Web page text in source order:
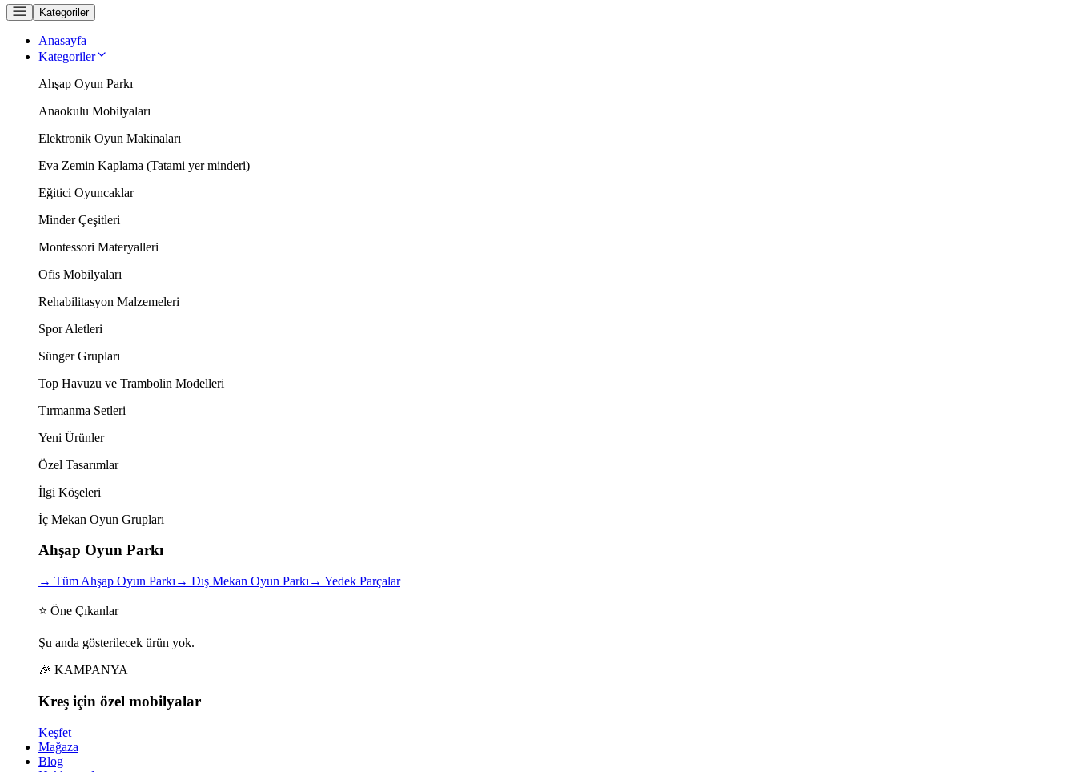
Kategoriler
Anasayfa
Kategoriler
Ahşap Oyun Parkı
Anaokulu Mobilyaları
Elektronik Oyun Makinaları
Eva Zemin Kaplama (Tatami yer minderi)
Eğitici Oyuncaklar
Minder Çeşitleri
Montessori Materyalleri
Ofis Mobilyaları
Rehabilitasyon Malzemeleri
Spor Aletleri
Sünger Grupları
Top Havuzu ve Trambolin Modelleri
Tırmanma Setleri
Yeni Ürünler
Özel Tasarımlar
İlgi Köşeleri
İç Mekan Oyun Grupları
Ahşap Oyun Parkı
→ Tüm Ahşap Oyun Parkı → Dış Mekan Oyun Parkı → Yedek Parçalar
⭐ Öne Çıkanlar
Şu anda gösterilecek ürün yok.
🎉 KAMPANYA
Kreş için özel mobilyalar
Keşfet
Mağaza
Blog